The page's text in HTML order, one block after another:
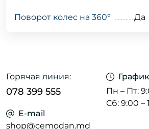
Поворот колес на 360° Да
Горячая линия:
078 399 555
Пн – Пт:
Сб: 9:00 –
E-mail
shop@cemodan.md